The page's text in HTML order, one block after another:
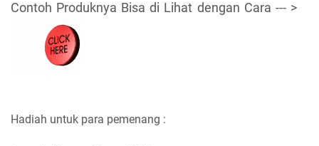
Contoh Produknya Bisa di Lihat dengan Cara --- >
Hadiah untuk para pemenang :